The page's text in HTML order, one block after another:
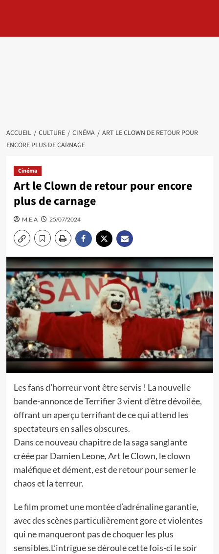
ACCUEIL CULTURE CINÉMA
ART LE CLOWN DE RETOUR POUR
ENCORE PLUS DE CARNAGE
Cinéma
Art le Clown de retour pour encore
plus de carnage
M.E.A 25/07/2024
Les fans d’horreur vont être servis ! La nouvelle
bande-annonce de Terrifier 3 vient d’être dévoilée,
offrant un aperçu terrifiant de ce qui attend les
spectateurs en salles obscures.
Dans ce nouveau chapitre de la saga sanglante
créée par Damien Leone, Art le Clown, le clown
maléfique et dément, est de retour pour semer le
chaos et la terreur.
Le film promet une montée d’adrénaline garantie,
avec des scènes particulièrement gore et violentes
qui ne manqueront pas de choquer les plus
sensibles.L’intrigue se déroule cette fois-ci le soir